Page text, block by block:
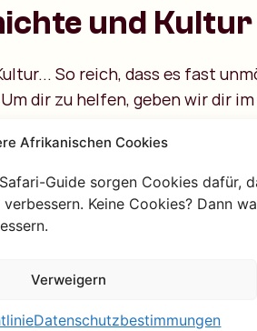
Afrikanischen Cookies
Guide sorgen Cookies dafür,
Keine Cookies? Dann
Verweigern
Datenschutzbestimmungen
und Kultur
So reich, dass es fast
dir zu helfen, geben wir dir
Bis wann genau? Keine
am Indischen Ozean - den
gehörten
war die Stadt eine lebendige